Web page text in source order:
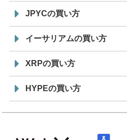
JPYCの買い方
イーサリアムの買い方
XRPの買い方
HYPEの買い方